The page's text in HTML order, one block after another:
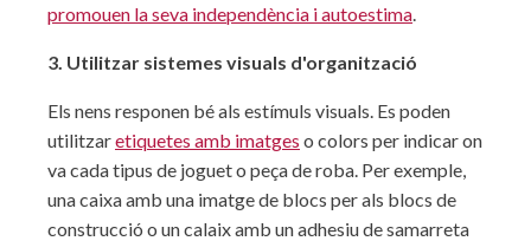
promouen la seva independència i autoestima
3. Utilitzar sistemes visuals d'organització
Els nens responen bé als estímuls visuals. Es poden
utilitzaretiquetes amb imatges o colors per indicar on
va cada tipus de joguet o peça de roba. Per exemple,
una caixa amb una imatge de blocs per als blocs de
construcció o un calaix amb un adhesiu de samarreta